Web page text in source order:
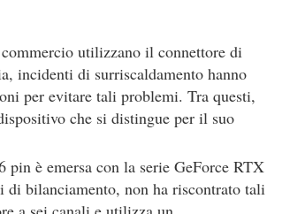
utilizzano il connettore di
incidenti di surriscaldamento hanno
per evitare tali problemi. Tra questi,
che si distingue per il suo
è emersa con la serie GeForce RTX
bilanciamento, non ha riscontrato tali